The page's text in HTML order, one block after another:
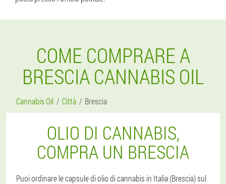
COME COMPRARE A
BRESCIA CANNABIS OIL
Cannabis Oil Città Brescia
OLIO DI CANNABIS,
COMPRA UN BRESCIA
Puoi ordinare le capsule di olio di cannabis in Italia (Brescia) sul